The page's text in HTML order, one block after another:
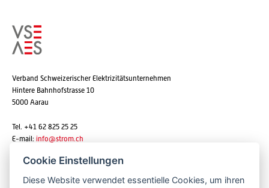
Verband Schweizerischer Elektrizitätsunternehmen
Hintere Bahnhofstrasse 10
5000 Aarau
Tel. +41 62 825 25 25
E-mail: info@strom.ch
Newsletter abonnieren
Cookie Einstellungen
Diese Website verwendet essentielle Cookies, um ihren